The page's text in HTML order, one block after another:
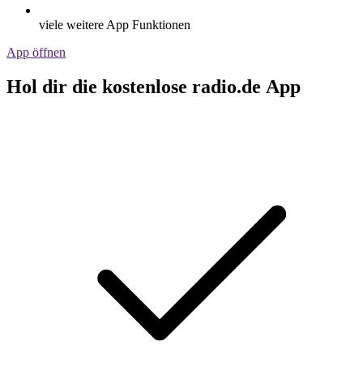
viele weitere App Funktionen
App öffnen
Hol dir die kostenlose radio.de App